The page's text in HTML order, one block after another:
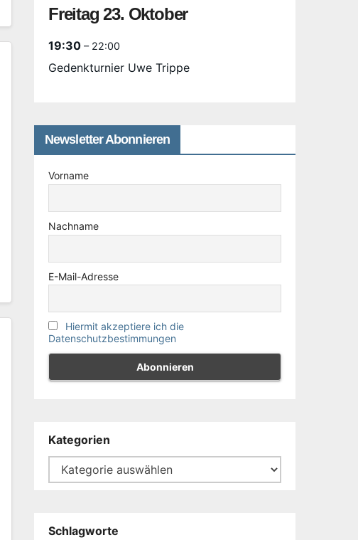
Freitag 23. Oktober
19:30 – 22:00
Gedenkturnier Uwe Trippe
Newsletter Abonnieren
Vorname
Nachname
E-Mail-Adresse
Hiermit akzeptiere ich die
Datenschutzbestimmungen
Kategorien
Schlagworte